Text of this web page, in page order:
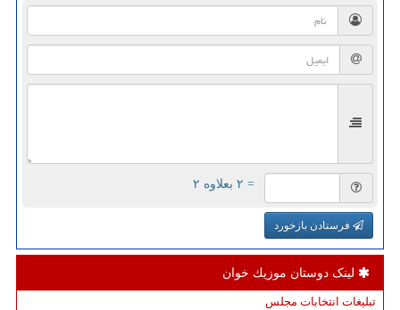
= ۲ بعلاوه ۲
فرستادن بازخورد
لینک دوستان موزیك خوان
تبلیغات انتخابات مجلس